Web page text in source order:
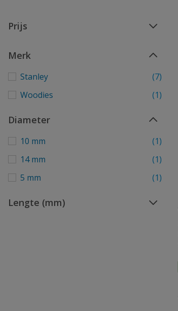
Prijs
Merk
Stanley
(7)
Woodies
(1)
Diameter
10 mm
(1)
14 mm
(1)
5 mm
(1)
Lengte (mm)